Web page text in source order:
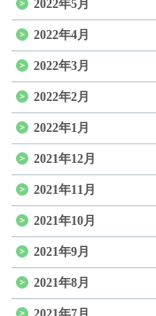
2022年5月
2022年4月
2022年3月
2022年2月
2022年1月
2021年12月
2021年11月
2021年10月
2021年9月
2021年8月